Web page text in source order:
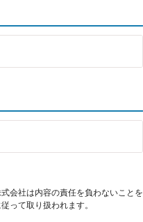
会社は内容の責任を負わないことを
って取り扱われます。